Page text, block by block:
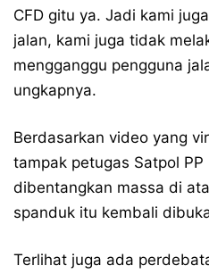
CFD gitu ya. Jadi kami
jalan, kami juga tidak
mengganggu pengguna
ungkapnya.
Berdasarkan video yang
tampak petugas Satpol
dibentangkan massa di
spanduk itu kembali
Terlihat juga ada